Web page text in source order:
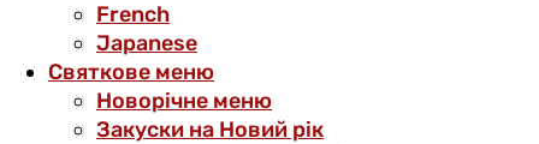
French
Japanese
Святкове меню
Новорічне меню
Закуски на Новий рік